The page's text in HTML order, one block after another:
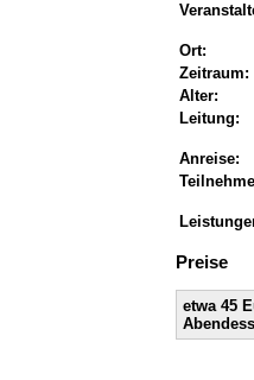
Ort:
Zeitraum:
Alter:
Leitung:
Anreise:
Preise
etwa 45